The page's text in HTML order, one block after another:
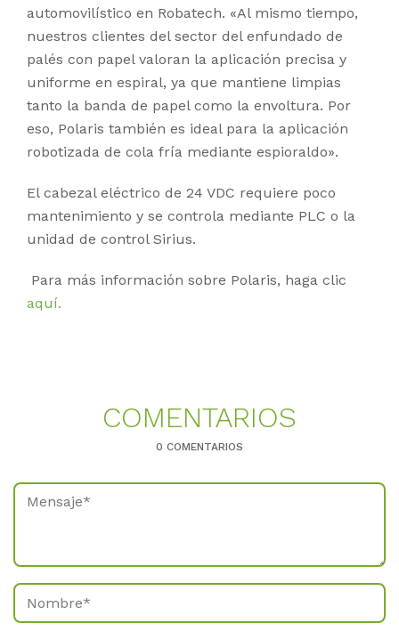
automovilístico en Robatech. «Al mismo tiempo,
nuestros clientes del sector del enfundado de
palés con papel valoran la aplicación precisa y
uniforme en espiral, ya que mantiene limpias
tanto la banda de papel como la envoltura. Por
eso, Polaris también es ideal para la aplicación
robotizada de cola fría mediante espioraldo».
El cabezal eléctrico de 24 VDC requiere poco
mantenimiento y se controla mediante PLC o la
unidad de control Sirius.
Para más información sobre Polaris, haga clic
aquí.
CO­MEN­TA­RI­OS
0 COMENTARIOS